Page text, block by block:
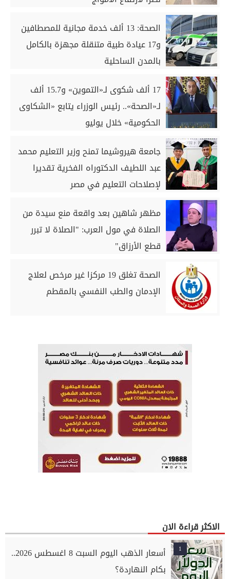
الصحة: 13 ألف خدمة مجانية للمصطافين
و17 عيادة طبية متنقلة مجهزة بالكامل
بالمدن الساحلية
17 ألف شكوى لـ«التموين» و15.7 ألف
لـ«الصحة».. رئيس الوزراء يتابع «الشكاوى
الحكومية» خلال يوليو
جامعة هيروشيما تمنح وزير التعليم محمد
عبد اللطيف الدكتوراه الفخرية تقديرا
لإصلاحات التعليم في مصر
مظهر شاهين بعد واقعة منع سيدة من
الصلاة في مول العرب: "الصلاة لا تبرر
قطع الأرزاق"
الصحة تغلق 19 مركزا غير مرخص لعلاج
الإدمان والطب النفسي بالمقطم
الاكثر قراءة الان
1
أسعار الذهب اليوم السبت 8 اغسطس 2026..
بكام النهاردة؟